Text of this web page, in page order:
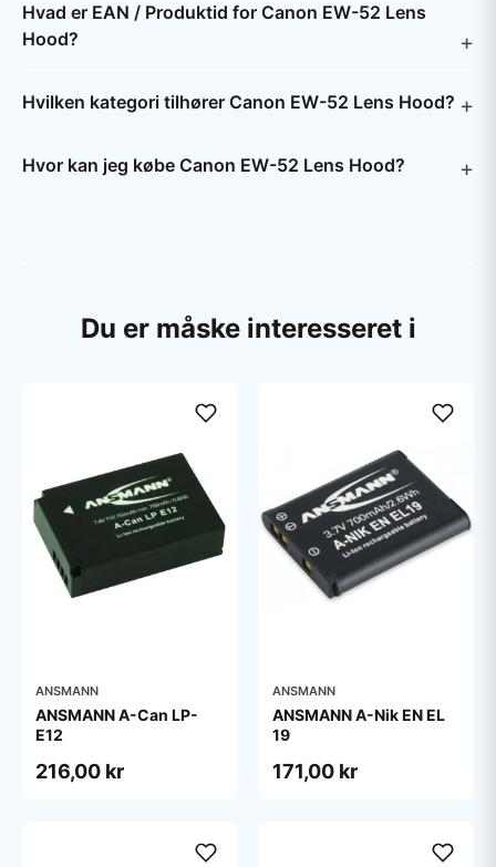
Hvad er EAN / Produktid for Canon EW-52 Lens
Hood?
Hvilken kategori tilhører Canon EW-52 Lens Hood?
Hvor kan jeg købe Canon EW-52 Lens Hood?
Du er måske interesseret i
ANSMANN
ANSMANN A-Can LP-
E12
216,00 kr
ANSMANN
ANSMANN A-Nik EN EL
19
171,00 kr